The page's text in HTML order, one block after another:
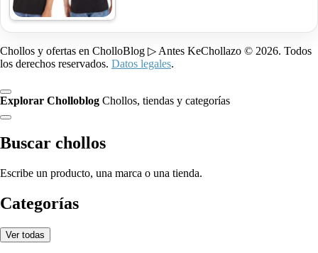
Chollos y ofertas en CholloBlog ▷ Antes KeChollazo © 2026. Todos
los derechos reservados. Datos legales.
Explorar Cholloblog Chollos, tiendas y categorías
Buscar chollos
Escribe un producto, una marca o una tienda.
Categorías
Ver todas